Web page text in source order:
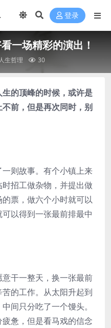
登录
一场精彩的演出！
人生哲理 30
的顶峰的时候，或许是
前，但是再次同时，别
则故事。有个小镇上来
招工做杂物，并提出做
票，做六个小时就可以
以得到一张最前排最中
干一整天，换一张最前
的工作。从太阳升起到
间只分吃了一个馒头。
惫，但是看马戏的信念